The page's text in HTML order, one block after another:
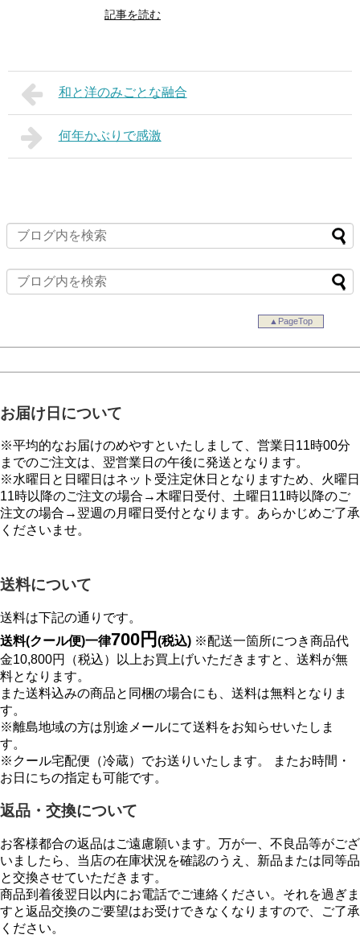
記事を読む
和と洋のみごとな融合
何年かぶりで感激
▲PageTop
お届け日について
※平均的なお届けのめやすといたしまして、営業日11時00分
までのご注文は、翌営業日の午後に発送となります。
※水曜日と日曜日はネット受注定休日となりますため、火曜日
11時以降のご注文の場合→木曜日受付、土曜日11時以降のご
注文の場合→翌週の月曜日受付となります。あらかじめご了承
くださいませ。
送料について
送料は下記の通りです。
送料(クール便)一律700円 (税込) ※配送一箇所につき商品代
金10,800円（税込）以上お買上げいただきますと、送料が無
料となります。
また送料込みの商品と同梱の場合にも、送料は無料となりま
す。
※離島地域の方は別途メールにて送料をお知らせいたしま
す。
※クール宅配便（冷蔵）でお送りいたします。 またお時間・
お日にちの指定も可能です。
返品・交換について
お客様都合の返品はご遠慮願います。万が一、不良品等がござ
いましたら、当店の在庫状況を確認のうえ、新品または同等品
と交換させていただきます。
商品到着後翌日以内にお電話でご連絡ください。それを過ぎま
すと返品交換のご要望はお受けできなくなりますので、ご了承
ください。